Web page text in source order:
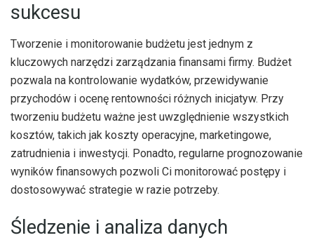
sukcesu
Tworzenie i monitorowanie budżetu jest jednym z
kluczowych narzędzi zarządzania finansami firmy. Budżet
pozwala na kontrolowanie wydatków, przewidywanie
przychodów i ocenę rentowności różnych inicjatyw. Przy
tworzeniu budżetu ważne jest uwzględnienie wszystkich
kosztów, takich jak koszty operacyjne, marketingowe,
zatrudnienia i inwestycji. Ponadto, regularne prognozowanie
wyników finansowych pozwoli Ci monitorować postępy i
dostosowywać strategie w razie potrzeby.
Śledzenie i analiza danych